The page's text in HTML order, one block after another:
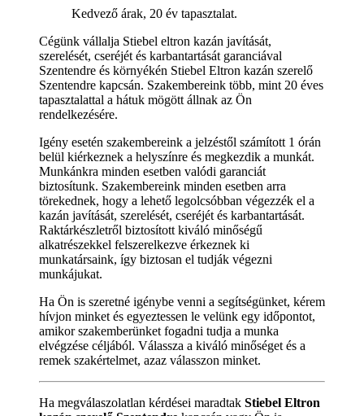
Kedvező árak, 20 év tapasztalat.
Cégünk vállalja Stiebel eltron kazán javítását,
szerelését, cseréjét és karbantartását garanciával
Szentendre és környékén Stiebel Eltron kazán szerelő
Szentendre kapcsán. Szakembereink több, mint 20 éves
tapasztalattal a hátuk mögött állnak az Ön
rendelkezésére.
Igény esetén szakembereink a jelzéstől számított 1 órán
belül kiérkeznek a helyszínre és megkezdik a munkát.
Munkánkra minden esetben valódi garanciát
biztosítunk. Szakembereink minden esetben arra
törekednek, hogy a lehető legolcsóbban végezzék el a
kazán javítását, szerelését, cseréjét és karbantartását.
Raktárkészletről biztosított kiváló minőségű
alkatrészekkel felszerelkezve érkeznek ki
munkatársaink, így biztosan el tudják végezni
munkájukat.
Ha Ön is szeretné igénybe venni a segítségünket, kérem
hívjon minket és egyeztessen le velünk egy időpontot,
amikor szakemberünket fogadni tudja a munka
elvégzése céljából. Válassza a kiváló minőséget és a
remek szakértelmet, azaz válasszon minket.
Ha megválaszolatlan kérdései maradtak Stiebel Eltron